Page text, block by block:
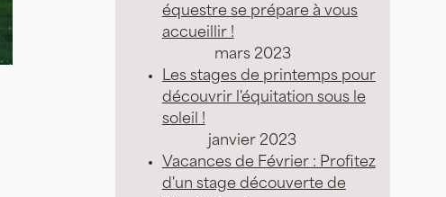
équestre se prépare à vous
accueillir !
mars 2023
Les stages de printemps pour
découvrir l'équitation sous le
soleil !
janvier 2023
Vacances de Février : Profitez
d'un stage découverte de